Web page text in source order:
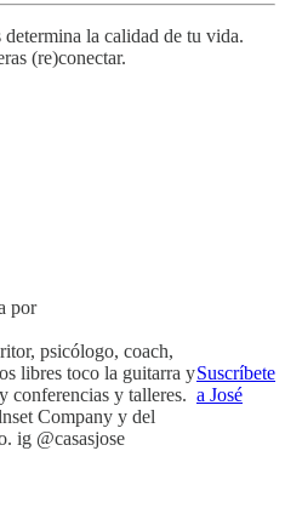
la calidad de tu vida.
(re)conectar.
por
psicólogo, coach,
libres toco la guitarra y
conferencias y talleres.
Company y del
ig @casasjose
Suscríbete
a José